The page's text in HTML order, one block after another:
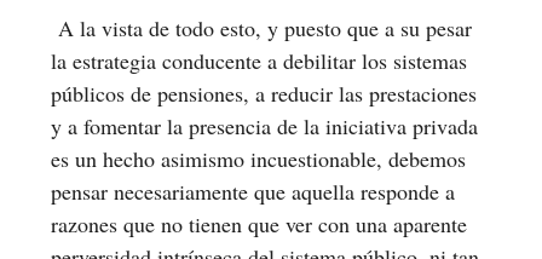
A la vista de todo esto, y puesto que a su pesar
la estrategia conducente a debilitar los sistemas
públicos de pensiones, a reducir las prestaciones
y a fomentar la presencia de la iniciativa privada
es un hecho asimismo incuestionable, debemos
pensar necesariamente que aquella responde a
razones que no tienen que ver con una aparente